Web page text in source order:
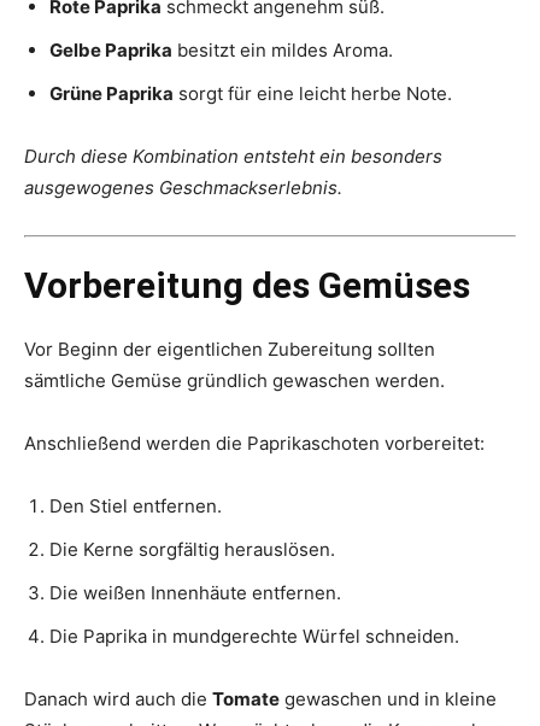
Rote Paprika schmeckt angenehm süß.
Gelbe Paprika besitzt ein mildes Aroma.
Grüne Paprika sorgt für eine leicht herbe Note.
Durch diese Kombination entsteht ein besonders
ausgewogenes Geschmackserlebnis.
Vorbereitung des Gemüses
Vor Beginn der eigentlichen Zubereitung sollten
sämtliche Gemüse gründlich gewaschen werden.
Anschließend werden die Paprikaschoten vorbereitet:
Den Stiel entfernen.
Die Kerne sorgfältig herauslösen.
Die weißen Innenhäute entfernen.
Die Paprika in mundgerechte Würfel schneiden.
Danach wird auch die Tomate gewaschen und in kleine